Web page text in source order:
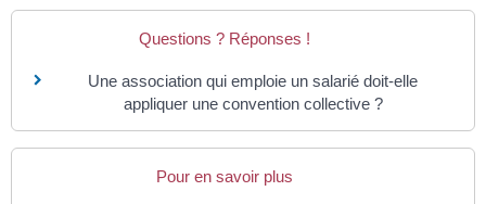
Questions ? Réponses !
Une association qui emploie un salarié doit-elle
appliquer une convention collective ?
Pour en savoir plus